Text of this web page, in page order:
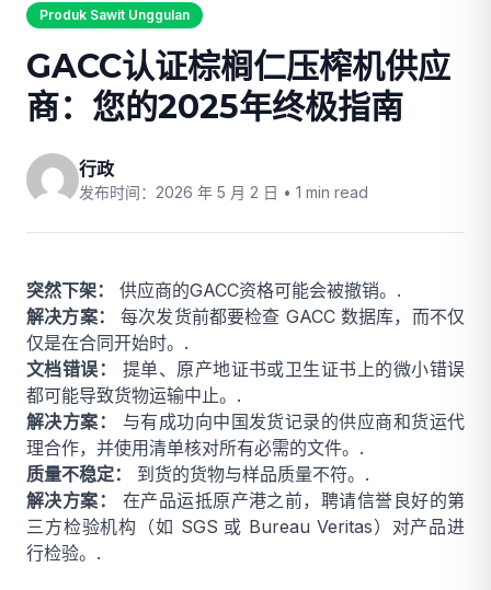
Produk Sawit Unggulan
GACC认证棕榈仁压榨机供应
商：您的2025年终极指南
行政
发布时间：2026 年 5 月 2 日 • 1 min read
突然下架：
供应商的GACC资格可能会被撤销。.
解决方案：
每次发货前都要检查 GACC 数据库，而不仅
仅是在合同开始时。.
文档错误：
提单、原产地证书或卫生证书上的微小错误
都可能导致货物运输中止。.
解决方案：
与有成功向中国发货记录的供应商和货运代
理合作，并使用清单核对所有必需的文件。.
质量不稳定：
到货的货物与样品质量不符。.
解决方案：
在产品运抵原产港之前，聘请信誉良好的第
三方检验机构（如 SGS 或 Bureau Veritas）对产品进
行检验。.